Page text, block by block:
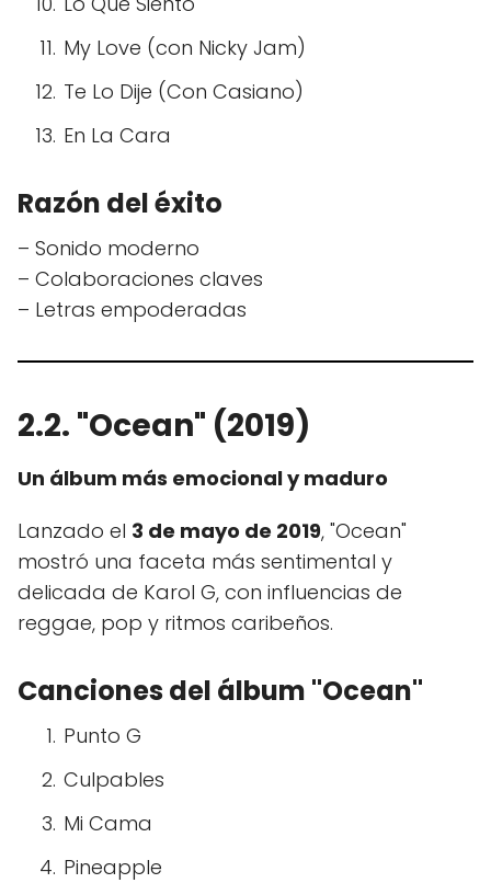
My Love (con Nicky Jam)
Te Lo Dije (Con Casiano)
En La Cara
Razón del éxito
– Sonido moderno
– Colaboraciones claves
– Letras empoderadas
2.2. "Ocean" (2019)
Un álbum más emocional y maduro
Lanzado el 3 de mayo de 2019, "Ocean"
mostró una faceta más sentimental y
delicada de Karol G, con influencias de
reggae, pop y ritmos caribeños.
Canciones del álbum "Ocean"
Punto G
Culpables
Mi Cama
Pineapple